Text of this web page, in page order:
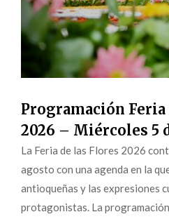
Programación Feria
2026 – Miércoles 5
La Feria de las Flores 2026
agosto con una agenda en la
antioqueñas y las expresiones
protagonistas. La